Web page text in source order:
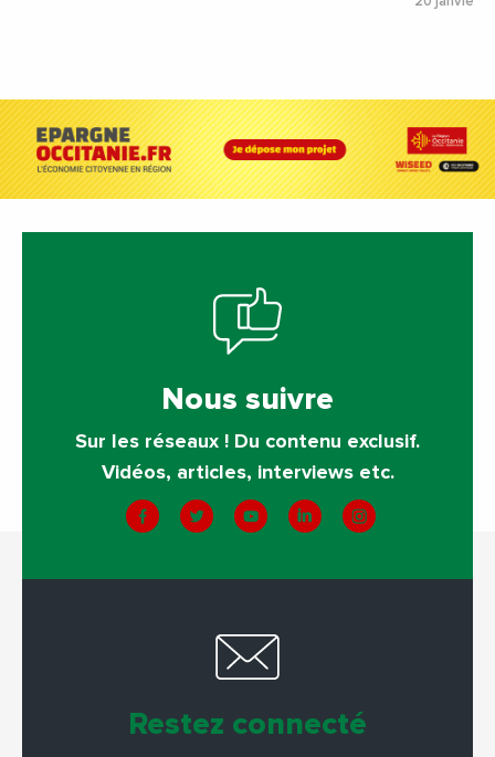
Nous suivre
Sur les réseaux ! Du contenu exclusif.
Vidéos, articles, interviews etc.
Restez connecté